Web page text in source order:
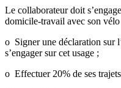
Le collaborateur doit
domicile-travail avec son
o Signer une déclaration sur
s’engager sur cet usage ;
o Effectuer 20% de ses